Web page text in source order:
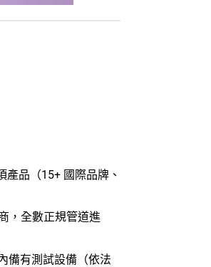
品（15+ 國際品牌、
，全數正規管道進
備有測試設備（依法